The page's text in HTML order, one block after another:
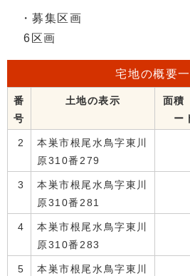
・募集区画
6区画
宅地の概要
番
号
土地の表示
面積
ー
2
本巣市根尾水鳥字東川
原310番279
3
本巣市根尾水鳥字東川
原310番281
4
本巣市根尾水鳥字東川
原310番283
5
本巣市根尾水鳥字東川